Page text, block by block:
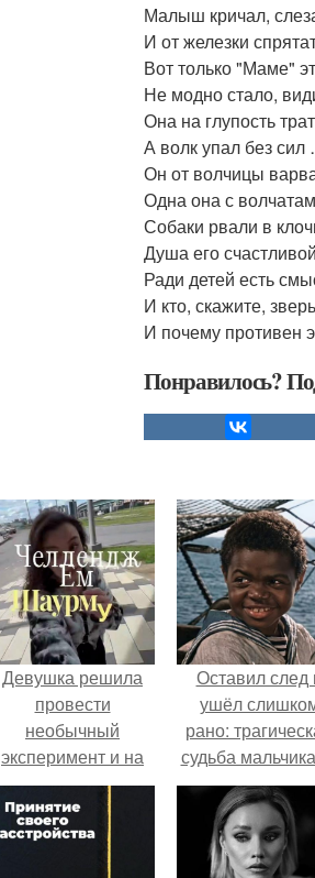
Малыш кричал,
И от железки
Вот только "Маме"
Не модно стало,
Она на глупость
А волк упал без
Он от волчицы
Одна она с
Собаки рвали в
Душа его
Ради детей есть
И кто, скажите,
И почему противен
Понравилось?
Девушка решила
провести
необычный
эксперимент и на
протяжении 30
дней питалась
одной шаурмой.
Оставил след
ушёл
рано:
судьба
фильма
"Максимка".